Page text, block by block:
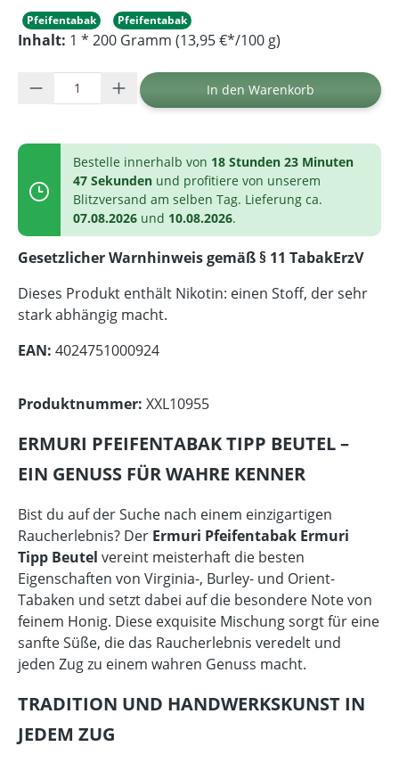
Pfeifentabak Pfeifentabak
Inhalt: 1 * 200 Gramm (13,95 €*/100 g)
Produkt Anzahl: Gib den gewünschten
In den Warenkorb
Bestelle innerhalb von 18 Stunden 23 Minuten
47 Sekunden und profitiere von unserem
Blitzversand am selben Tag. Lieferung ca.
07.08.2026 und 10.08.2026.
Gesetzlicher Warnhinweis gemäß § 11 TabakErzV
Dieses Produkt enthält Nikotin: einen Stoff, der sehr
stark abhängig macht.
EAN: 4024751000924
Produktnummer: XXL10955
ERMURI PFEIFENTABAK TIPP BEUTEL –
EIN GENUSS FÜR WAHRE KENNER
Bist du auf der Suche nach einem einzigartigen
Raucherlebnis? Der Ermuri Pfeifentabak Ermuri
Tipp Beutel vereint meisterhaft die besten
Eigenschaften von Virginia-, Burley- und Orient-
Tabaken und setzt dabei auf die besondere Note von
feinem Honig. Diese exquisite Mischung sorgt für eine
sanfte Süße, die das Raucherlebnis veredelt und
jeden Zug zu einem wahren Genuss macht.
TRADITION UND HANDWERKSKUNST IN
JEDEM ZUG